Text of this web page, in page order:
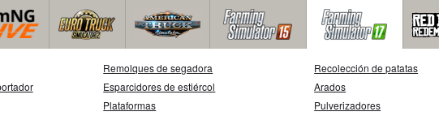
Remolques de segadora
Esparcidores de estiércol
Plataformas
Recolección de patatas
Arados
Pulverizadores